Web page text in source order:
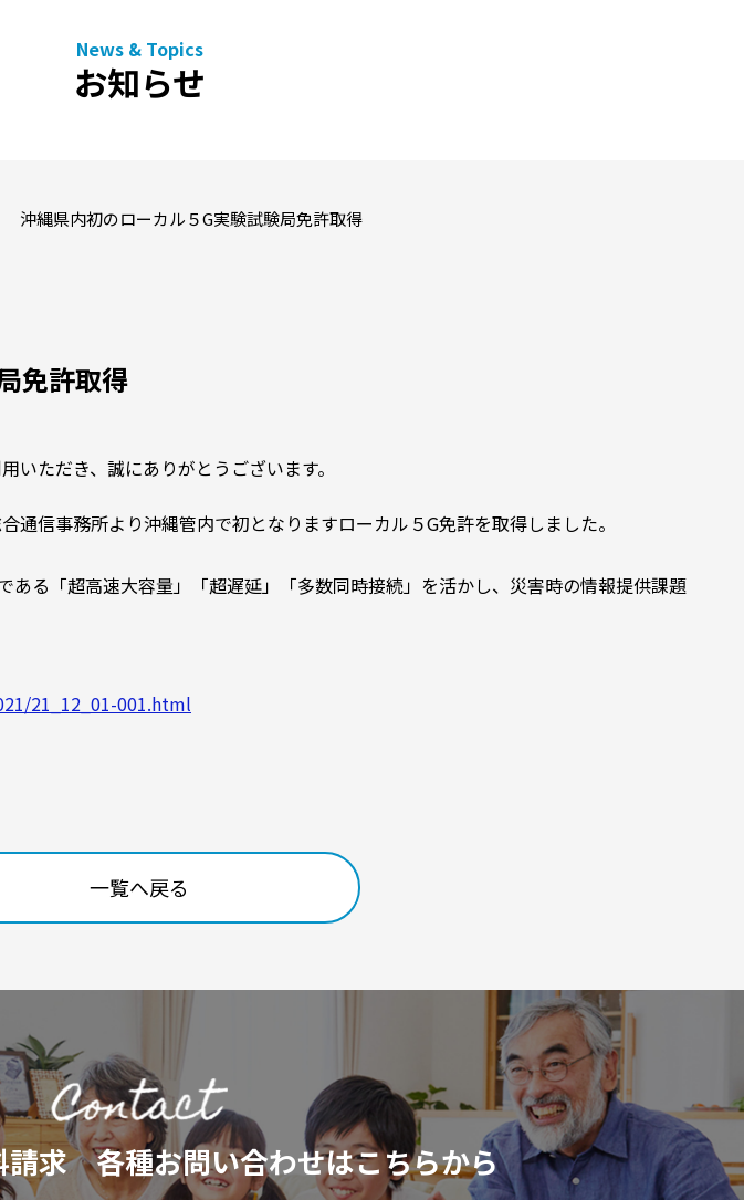
お知らせ
沖縄県内初のローカル５G実験試験局免許取得
免許取得
いただき、誠にありがとうございます。
通信事務所より沖縄管内で初となりますローカル５G免許を取得しました。
ある「超高速大容量」「超遅延」「多数同時接続」を活かし、災害時の情報提供課題
21_12_01-001.html
一覧へ戻る
請求各種お問い合わせはこちらから